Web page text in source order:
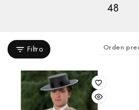
48
Filtro